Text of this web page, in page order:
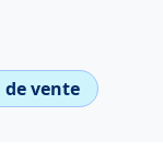
de vente